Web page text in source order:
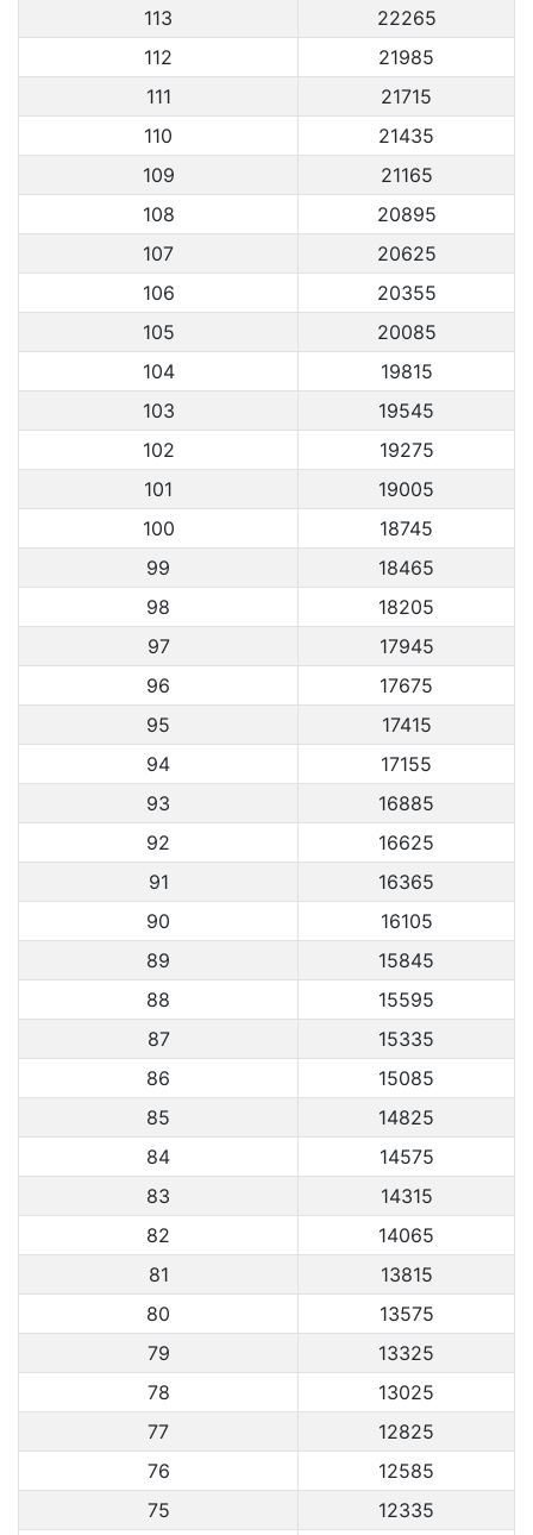
113
22265
112
21985
111
21715
110
21435
109
21165
108
20895
107
20625
106
20355
105
20085
104
19815
103
19545
102
19275
101
19005
100
18745
99
18465
98
18205
97
17945
96
17675
95
17415
94
17155
93
16885
92
16625
91
16365
90
16105
89
15845
88
15595
87
15335
86
15085
85
14825
84
14575
83
14315
82
14065
81
13815
80
13575
79
13325
78
13025
77
12825
76
12585
75
12335